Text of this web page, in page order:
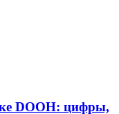
DOOH: цифры,